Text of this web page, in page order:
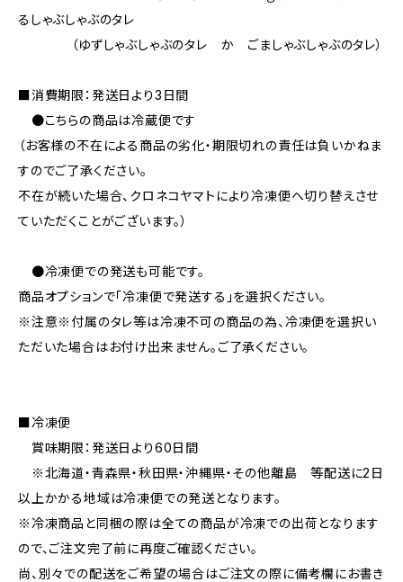
るしゃぶしゃぶのタレ
（ゆずしゃぶしゃぶのタレ か ごましゃぶしゃぶのタレ）
■消費期限：発送日より3日間
●こちらの商品は冷蔵便です
（お客様の不在による商品の劣化・期限切れの責任は負いかねま
すのでご了承ください。
不在が続いた場合、クロネコヤマトにより冷凍便へ切り替えさせ
ていただくことがございます。）
●冷凍便での発送も可能です。
商品オプションで「冷凍便で発送する」を選択ください。
※注意※付属のタレ等は冷凍不可の商品の為、冷凍便を選択い
ただいた場合はお付け出来ません。ご了承ください。
■冷凍便
賞味期限：発送日より60日間
※北海道・青森県・秋田県・沖縄県・その他離島 等配送に2日
以上かかる地域は冷凍便での発送となります。
※冷凍商品と同梱の際は全ての商品が冷凍での出荷となります
ので、ご注文完了前に再度ご確認ください。
尚、別々での配送をご希望の場合はご注文の際に備考欄にお書き